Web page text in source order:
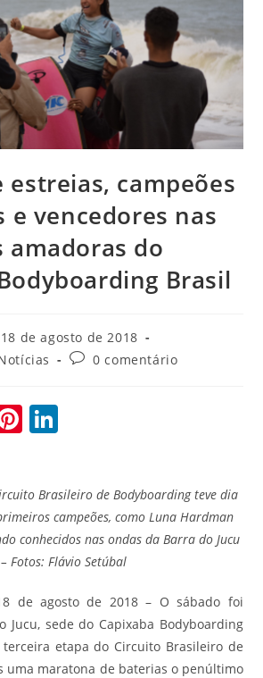
estreias, campeões
e vencedores nas
amadoras do
Brasil
18 de agosto de 2018
Comentários
0 comentário
p
Pi
e
st
e
dI
n
Brasileiro de Bodyboarding teve dia
campeões, como Luna Hardman
conhecidos nas ondas da Barra do Jucu
– Fotos: Flávio Setúbal
de agosto de 2018 – O sábado foi
Jucu, sede do Capixaba Bodyboarding
etapa do Circuito Brasileiro de
uma maratona de baterias o penúltimo